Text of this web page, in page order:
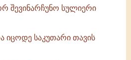
შევინარჩუნო სულიერი
იცოდე საკუთარი თავის